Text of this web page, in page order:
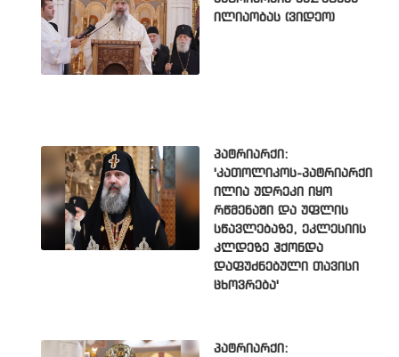
ილიაობას (ვიდეო)
პატრიარქი:
'კათოლიკოს-პატრიარქი
ილია უდრეკი იყო
რწმენაში და უფლის
სწავლებაზე, ეკლესიის
კლდეზე ჰქონდა
დაფუძნებული თავისი
ცხოვრება'
პატრიარქი: